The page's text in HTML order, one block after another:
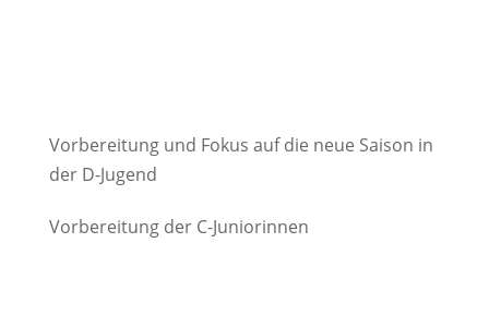
Vorbereitung und Fokus auf die neue Saison in
der D-Jugend
Vorbereitung der C-Juniorinnen